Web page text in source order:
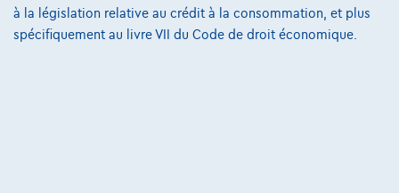
à la législation relative au crédit à la consommation, et plus
spécifiquement au livre VII du Code de droit économique.
Conditions Générales